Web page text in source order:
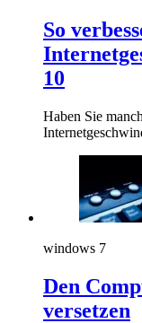
So
10
Haben Sie
windows 7
Den
versetzen